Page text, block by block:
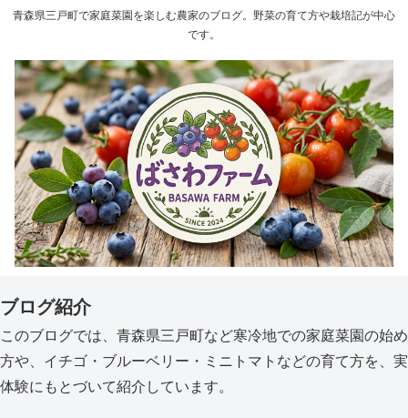
青森県三戸町で家庭菜園を楽しむ農家のブログ。野菜の育て方や栽培記が中心
です。
ブログ紹介
このブログでは、青森県三戸町など寒冷地での家庭菜園の始め
方や、イチゴ・ブルーベリー・ミニトマトなどの育て方を、実
体験にもとづいて紹介しています。